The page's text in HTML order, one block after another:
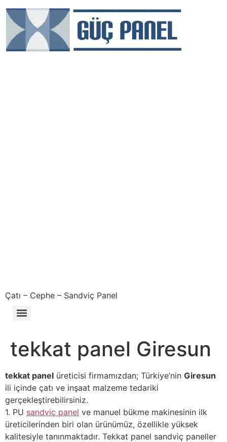
Çatı – Cephe – Sandviç Panel
tekkat panel Giresun
tekkat panel üreticisi firmamızdan; Türkiye’nin Giresun
ili içinde çatı ve inşaat malzeme tedariki
gerçekleştirebilirsiniz.
1. PU sandviç panel ve manuel bükme makinesinin ilk
üreticilerinden biri olan ürünümüz, özellikle yüksek
kalitesiyle tanınmaktadır. Tekkat panel sandviç paneller